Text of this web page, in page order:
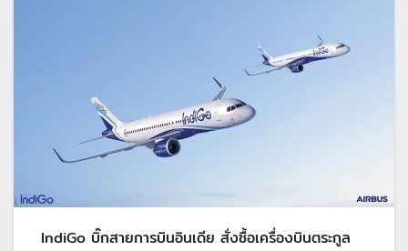
IndiGo บิ๊กสายการบินอินเดีย สั่งซื้อเครื่องบินตระกูล